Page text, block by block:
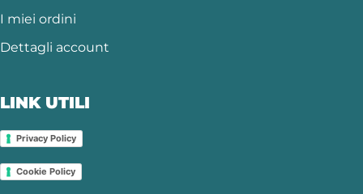
I miei ordini
Dettagli account
LINK UTILI
Privacy Policy
Cookie Policy